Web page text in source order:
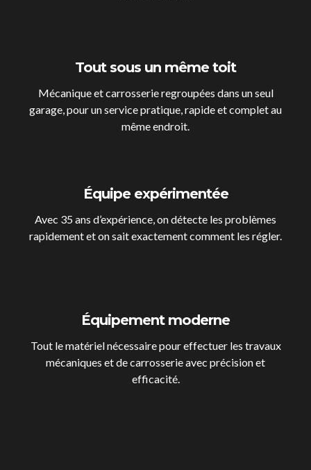
Tout sous un même toit
Mécanique et carrosserie regroupées dans un seul
garage, pour un service pratique, rapide et complet au
même endroit.
Équipe expérimentée
Avec 35 ans d’expérience, on détecte les problèmes
rapidement et on sait exactement comment les régler.
Équipement moderne
Tout le matériel nécessaire pour effectuer les travaux
mécaniques et de carrosserie avec précision et
efficacité.